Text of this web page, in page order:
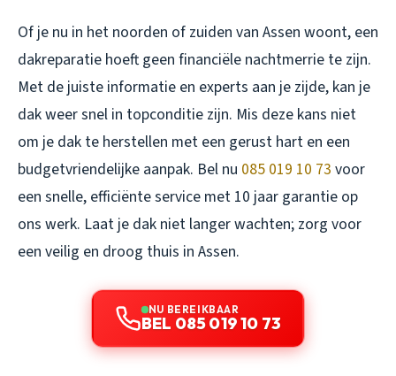
Of je nu in het noorden of zuiden van Assen woont, een
dakreparatie hoeft geen financiële nachtmerrie te zijn.
Met de juiste informatie en experts aan je zijde, kan je
dak weer snel in topconditie zijn. Mis deze kans niet
om je dak te herstellen met een gerust hart en een
budgetvriendelijke aanpak. Bel nu 085 019 10 73 voor
een snelle, efficiënte service met 10 jaar garantie op
ons werk. Laat je dak niet langer wachten; zorg voor
een veilig en droog thuis in Assen.
NU BEREIKBAAR
BEL 085 019 10 73